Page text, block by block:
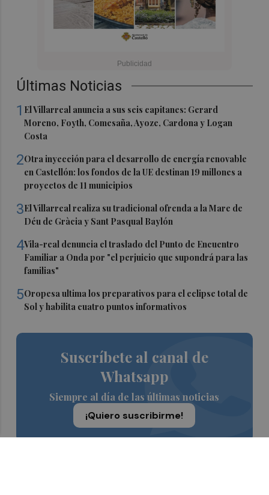
Últimas Noticias
1 El Villarreal anuncia a sus seis capitanes: Gerard
Moreno, Foyth, Comesaña, Ayoze, Cardona y Logan
Costa
2Otra inyección para el desarrollo de energía renovable
en Castellón: los fondos de la UE destinan 19 millones a
proyectos de 11 municipios
3El Villarreal realiza su tradicional ofrenda a la Mare de
Déu de Gràcia y Sant Pasqual Baylón
4Vila-real denuncia el traslado del Punto de Encuentro
Familiar a Onda por "el perjuicio que supondrá para las
familias"
5Oropesa ultima los preparativos para el eclipse total de
Sol y habilita cuatro puntos informativos
Suscríbete al canal de
Whatsapp
Siempre al día de las últimas noticias
¡Quiero suscribirme!